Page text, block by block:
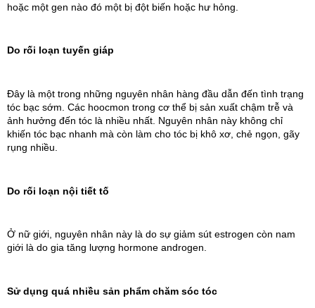
hoặc một gen nào đó một bị đột biến hoặc hư hỏng.
Do rối loạn tuyến giáp
Đây là một trong những nguyên nhân hàng đầu dẫn đến tình trạng
tóc bạc sớm. Các hoocmon trong cơ thể bị sản xuất chậm trễ và
ảnh hưởng đến tóc là nhiều nhất. Nguyên nhân này không chỉ
khiến tóc bạc nhanh mà còn làm cho tóc bị khô xơ, chẻ ngọn, gãy
rụng nhiều.
Do rối loạn nội tiết tố
Ở nữ giới, nguyên nhân này là do sự giảm sút estrogen còn nam
giới là do gia tăng lượng hormone androgen.
Sử dụng quá nhiều sản phẩm chăm sóc tóc